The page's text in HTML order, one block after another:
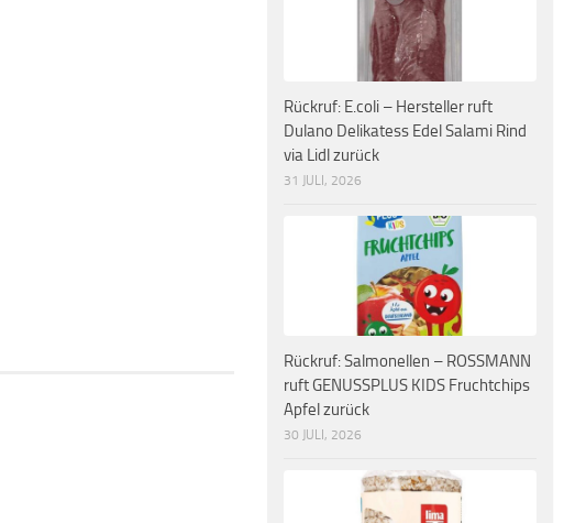
Rückruf: E.coli – Hersteller ruft
Dulano Delikatess Edel Salami Rind
via Lidl zurück
31 JULI, 2026
Rückruf: Salmonellen – ROSSMANN
ruft GENUSSPLUS KIDS Fruchtchips
Apfel zurück
30 JULI, 2026